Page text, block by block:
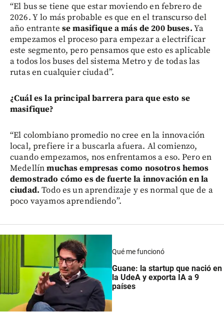
“El bus se tiene que estar moviendo en febrero de
2026. Y lo más probable es que en el transcurso del
año entrante se masifique a más de 200 buses.Ya
empezamos el proceso para empezar a electrificar
este segmento, pero pensamos que esto es aplicable
a todos los buses del sistema Metro y de todas las
rutas en cualquier ciudad”.
¿Cuál es la principal barrera para que esto se
masifique?
“El colombiano promedio no cree en la innovación
local, prefiere ir a buscarla afuera. Al comienzo,
cuando empezamos, nos enfrentamos a eso. Pero en
Medellínmuchas empresas como nosotros hemos
demostrado cómo es de fuerte la innovación en la
ciudad.Todo es un aprendizaje y es normal que de a
poco vayamos aprendiendo”.
Qué me funcionó
Guane: la startup que nació en
la UdeA y exporta IA a 9
países